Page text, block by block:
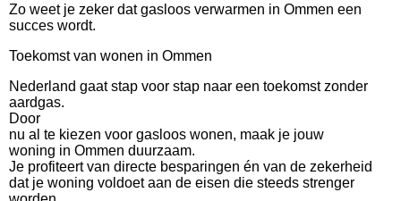
Zo weet je zeker dat gasloos verwarmen in Ommen een
succes wordt.
Toekomst van wonen in Ommen
Nederland gaat stap voor stap naar een toekomst zonder
aardgas.
Door
nu al te kiezen voor gasloos wonen, maak je jouw
woning in Ommen duurzaam.
Je profiteert van directe besparingen én van de zekerheid
dat je woning voldoet aan de eisen die steeds strenger